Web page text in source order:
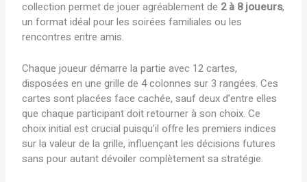
collection permet de jouer agréablement de 2 à 8 joueurs,
un format idéal pour les soirées familiales ou les
rencontres entre amis.
Chaque joueur démarre la partie avec 12 cartes,
disposées en une grille de 4 colonnes sur 3 rangées. Ces
cartes sont placées face cachée, sauf deux d’entre elles
que chaque participant doit retourner à son choix. Ce
choix initial est crucial puisqu’il offre les premiers indices
sur la valeur de la grille, influençant les décisions futures
sans pour autant dévoiler complètement sa stratégie.